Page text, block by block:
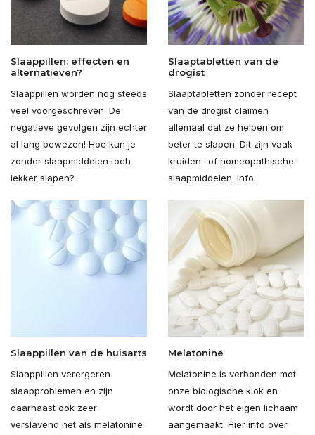
Slaappillen: effecten en
alternatieven?
Slaappillen worden nog steeds
veel voorgeschreven. De
negatieve gevolgen zijn echter
al lang bewezen! Hoe kun je
zonder slaapmiddelen toch
lekker slapen?
Slaaptabletten van de
drogist
Slaaptabletten zonder recept
van de drogist claimen
allemaal dat ze helpen om
beter te slapen. Dit zijn vaak
kruiden- of homeopathische
slaapmiddelen. Info.
Slaappillen van de huisarts
Slaappillen verergeren
slaapproblemen en zijn
daarnaast ook zeer
verslavend net als melatonine
Melatonine
Melatonine is verbonden met
onze biologische klok en
wordt door het eigen lichaam
aangemaakt. Hier info over